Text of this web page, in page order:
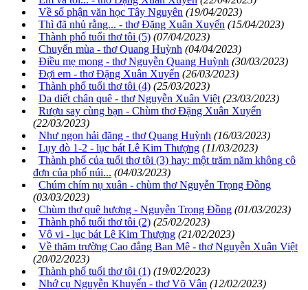
Về số phận văn học Tây Nguyên (19/04/2023)
Thì đã nhủ rằng... - thơ Đặng Xuân Xuyến (15/04/2023)
Thành phố tuổi thơ tôi (5) (07/04/2023)
Chuyển mùa - thơ Quang Huỳnh (04/04/2023)
Điều mẹ mong - thơ Nguyễn Quang Huỳnh (30/03/2023)
Đợi em - thơ Đặng Xuân Xuyến (26/03/2023)
Thành phố tuổi thơ tôi (4) (25/03/2023)
Da diết chân quê - thơ Nguyễn Xuân Việt (23/03/2023)
Rượu say cùng bạn - Chùm thơ Đặng Xuân Xuyến
(22/03/2023)
Như ngọn hải đăng - thơ Quang Huỳnh (16/03/2023)
Lụy đò 1-2 - lục bát Lê Kim Thượng (11/03/2023)
Thành phố của tuổi thơ tôi (3) hay: một trăm năm không cô
đơn của phố núi... (04/03/2023)
Chúm chím nụ xuân - chùm thơ Nguyễn Trọng Đồng
(03/03/2023)
Chùm thơ quê hương - Nguyễn Trọng Đồng (01/03/2023)
Thành phố tuổi thơ tôi (2) (25/02/2023)
Vô vi - lục bát Lê Kim Thượng (21/02/2023)
Về thăm trường Cao đẳng Ban Mê - thơ Nguyễn Xuân Việt
(20/02/2023)
Thành phố tuổi thơ tôi (1) (19/02/2023)
Nhớ cụ Nguyễn Khuyến - thơ Võ Vân (12/02/2023)